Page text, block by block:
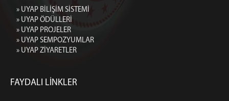
» UYAP BİLİŞİM SİSTEMİ
» UYAP ÖDÜLLERİ
» UYAP PROJELER
» UYAP SEMPOZYUMLAR
» UYAP ZİYARETLER
FAYDALI LİNKLER